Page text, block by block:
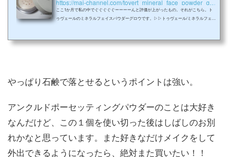
ここ1か月で私の中でぐぐぐぐぐーーーーんと評価が上がったもの。それがこちら。ト
ゥヴェールのミネラルフェイスパウダーグロウです。▷▷トゥヴェール/ミネラルフェイ
番目に好きなフェイスパウダーです（笑）ルースパウダーだったら世界で1番目に好
やっぱり石鹸で落とせるというポイントは強い。
アンクルドポーセッティングパウダーのことは大好き
なんだけど、この１個を使い切った後はしばしのお別
れかなと思っています。また好きなだけメイクをして
外出できるようになったら、絶対また買いたい！！